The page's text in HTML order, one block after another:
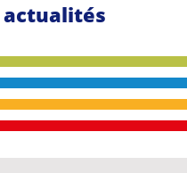
actualités